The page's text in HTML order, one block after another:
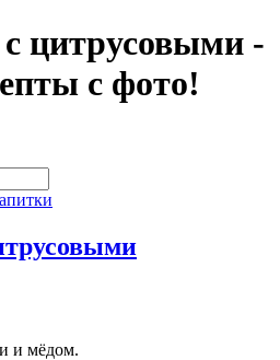
цитрусовыми -
с фото!
и мёдом.